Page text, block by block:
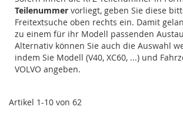
Teilenummer vorliegt, geben Sie diese
Freitextsuche oben rechts ein. Damit
zu einem für ihr Modell passenden
Alternativ können Sie auch die Auswahl
indem Sie Modell (V40, XC60, ...) und
VOLVO angeben.
Artikel 1-10 von 62